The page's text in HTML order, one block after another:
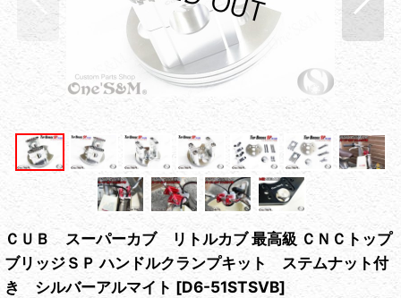
ＣＵＢ スーパーカブ リトルカブ 最高級 ＣＮＣトップ
ブリッジＳＰ ハンドルクランプキット ステムナット付
き シルバーアルマイト [D6-51STSVB]